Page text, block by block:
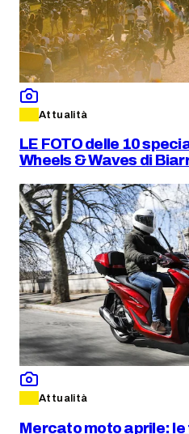
Attualità
LE FOTO delle 10
Wheels & Waves di
Attualità
Mercato moto aprile: le